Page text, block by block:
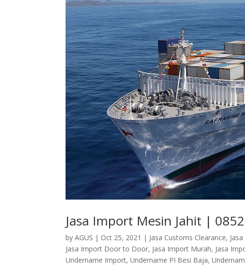
Jasa Import Mesin Jahit |
byAGUS | Oct 25, 2021 | Jasa Customs Clearance,
Jasa Import Door to Door, Jasa Import Murah, Jasa
Undername Import,Undername PI Besi Baja,